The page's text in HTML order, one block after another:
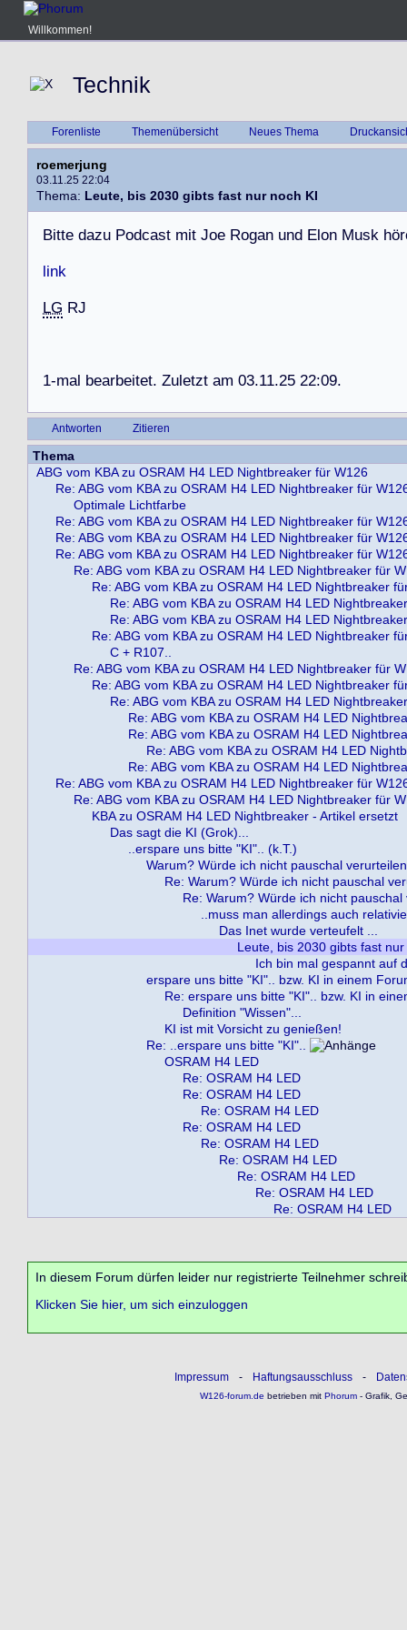
Willkommen!
Technik
Forenliste Themenübersicht Neues Thema
roemerjung
03.11.25 22:04
Thema: Leute, bis 2030 gibts fast nur noch KI
Bitte dazu Podcast mit Joe Rogan und Elon Musk hör
link
LG RJ
1-mal bearbeitet. Zuletzt am 03.11.25 22:09.
Antworten Zitieren
Thema
ABG vom KBA zu OSRAM H4 LED Nightbreaker für W126
Re: ABG vom KBA zu OSRAM H4 LED Nightbreaker für
Optimale Lichtfarbe
Re: ABG vom KBA zu OSRAM H4 LED Nightbreaker für
Re: ABG vom KBA zu OSRAM H4 LED Nightbreaker für
Re: ABG vom KBA zu OSRAM H4 LED Nightbreaker für
Re: ABG vom KBA zu OSRAM H4 LED Nightbreaker für
Re: ABG vom KBA zu OSRAM H4 LED Nightbreaker
Re: ABG vom KBA zu OSRAM H4 LED
Re: ABG vom KBA zu OSRAM H4 LED
Re: ABG vom KBA zu OSRAM H4 LED Nightbreaker
C + R107..
Re: ABG vom KBA zu OSRAM H4 LED Nightbreaker für
Re: ABG vom KBA zu OSRAM H4 LED Nightbreaker
Re: ABG vom KBA zu OSRAM H4 LED
Re: ABG vom KBA zu OSRAM H4 LED
Re: ABG vom KBA zu OSRAM H4 LED
Re: ABG vom KBA zu OSRAM H4 LED
Re: ABG vom KBA zu OSRAM H4 LED
Re: ABG vom KBA zu OSRAM H4 LED Nightbreaker für
Re: ABG vom KBA zu OSRAM H4 LED Nightbreaker für
KBA zu OSRAM H4 LED Nightbreaker - Artikel ersetzt
Das sagt die KI (Grok)...
..erspare uns bitte "KI".. (k.T.)
Warum? Würde ich nicht pauschal
Re: Warum? Würde ich nicht pauschal
Re: Warum? Würde ich nicht
..muss man allerdings auch
Das Inet wurde verteufelt ...
Leute, bis 2030 gibts fast
Ich bin mal gespannt auf
erspare uns bitte "KI".. bzw. KI in einem
Re: erspare uns bitte "KI".. bzw. KI in
Definition "Wissen"...
KI ist mit Vorsicht zu genießen!
Re: ..erspare uns bitte "KI"..
OSRAM H4 LED
Re: OSRAM H4 LED
Re: OSRAM H4 LED
Re: OSRAM H4 LED
Re: OSRAM H4 LED
Re: OSRAM H4 LED
Re: OSRAM H4 LED
Re: OSRAM H4 LED
Re: OSRAM H4 LED
Re: OSRAM H4 LED
In diesem Forum dürfen leider nur registrierte Teilnehmer
Klicken Sie hier, um sich einzuloggen
Impressum - Haftungsausschluss -
W126-forum.de betrieben mitPhorum- Grafik,